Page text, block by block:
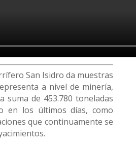
San Isidro da muestras
a nivel de minería,
suma de 453.780 toneladas
en los últimos días, como
que continuamente se